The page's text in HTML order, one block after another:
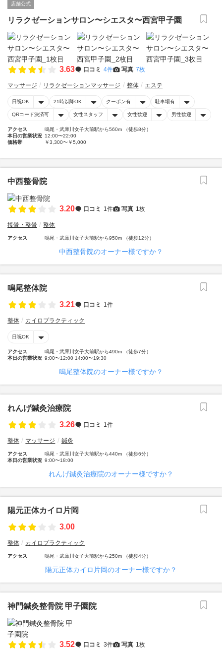
店舗公式
リラクゼーションサロン〜シエスタ〜西宮甲子園
3.63 口コミ 4件 写真 7枚
マッサージ リラクゼーションマッサージ 整体 エステ
日祝OK 21時以降OK クーポン有 駐車場有
QRコード決済可 女性スタッフ 女性歓迎 男性歓迎
アクセス
鳴尾・武庫川女子大前駅から560m （徒歩8分）
本日の営業状況 12:00〜22:00
価格帯
￥3,300〜￥5,000
中西整骨院
3.20 口コミ 1件 写真 1枚
接骨・整骨 整体
アクセス 鳴尾・武庫川女子大前駅から950m （徒歩12分）
中西整骨院のオーナー様ですか？
鳴尾整体院
3.21
口コミ 1件
整体 カイロプラクティック
日祝OK
アクセス
鳴尾・武庫川女子大前駅から490m （徒歩7分）
本日の営業状況 9:00〜12:00 14:00〜19:30
鳴尾整体院のオーナー様ですか？
れんげ鍼灸治療院
3.26
口コミ 1件
整体 マッサージ 鍼灸
アクセス
鳴尾・武庫川女子大前駅から440m （徒歩6分）
本日の営業状況 9:00〜18:00
れんげ鍼灸治療院のオーナー様ですか？
陽元正体カイロ片岡
3.00
整体 カイロプラクティック
アクセス 鳴尾・武庫川女子大前駅から250m （徒歩4分）
陽元正体カイロ片岡のオーナー様ですか？
神門鍼灸整骨院 甲子園院
3.52 口コミ 3件 写真 1枚